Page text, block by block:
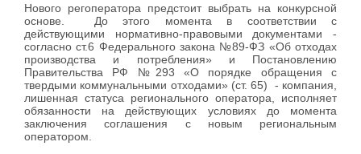
Нового регоператора предстоит выбрать на конкурсной
основе. До этого момента в соответствии с
действующими нормативно-правовыми документами -
согласно ст.6 Федерального закона №89-ФЗ «Об отходах
производства и потребления» и Постановлению
Правительства РФ №293 «О порядке обращения с
твердыми коммунальными отходами» (ст. 65) - компания,
лишенная статуса регионального оператора, исполняет
обязанности на действующих условиях до момента
заключения соглашения с новым региональным
оператором.